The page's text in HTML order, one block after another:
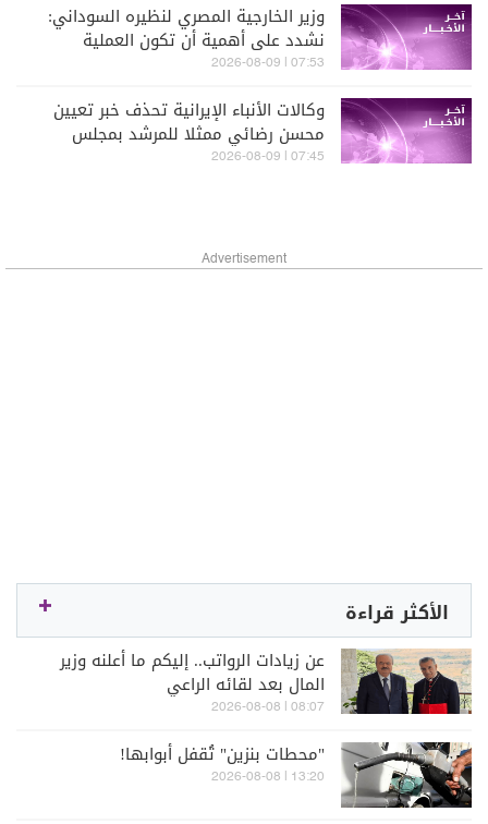
وزير الخارجية المصري لنظيره السوداني:
نشدد على أهمية أن تكون العملية
السياسية بملكية سودانية خالصة
07:53 | 2026-08-09
وكالات الأنباء الإيرانية تحذف خبر تعيين
محسن رضائي ممثلا للمرشد بمجلس
الأمن القومي
07:45 | 2026-08-09
Advertisement
الأكثر قراءة
عن زيادات الرواتب.. إليكم ما أعلنه وزير
المال بعد لقائه الراعي
08:07 | 2026-08-08
"محطات بنزين" تُقفل أبوابها!
13:20 | 2026-08-08